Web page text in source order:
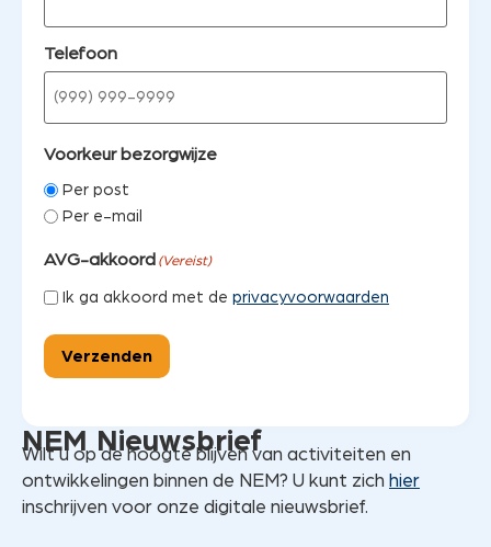
Telefoon
Voorkeur bezorgwijze
Per post
Per e-mail
AVG-akkoord (Vereist)
Ik ga akkoord met de privacyvoorwaarden
Verzenden
NEM Nieuwsbrief
Wilt u op de hoogte blijven van activiteiten en
ontwikkelingen binnen de NEM? U kunt zich hier
inschrijven voor onze digitale nieuwsbrief.